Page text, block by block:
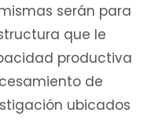
serán para
que le
productiva
de
ubicados